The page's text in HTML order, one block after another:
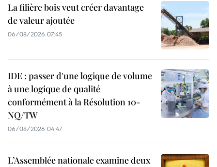
La filière bois veut créer davantage
de valeur ajoutée
06/08/2026 07:45
IDE : passer d'une logique de volume
à une logique de qualité
conformément à la Résolution 10-
NQ/TW
06/08/2026 04:47
L’Assemblée nationale examine deux